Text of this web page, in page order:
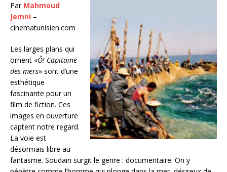
Par Mahmoud
Jemni –
cinematunisien.com
Les larges plans qui
ornent «Ô! Capitaine
des mers» sont d’une
esthétique
fascinante pour un
film de fiction. Ces
images en ouverture
captent notre regard.
La voie est
désormais libre au
fantasme. Soudain surgit le genre : documentaire. On y